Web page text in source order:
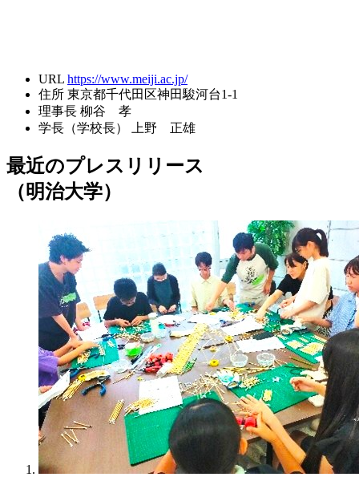
URL https://www.meiji.ac.jp/
住所 東京都千代田区神田駿河台1-1
理事長 柳谷 孝
学長（学校長）
上野 正雄
最近のプレスリリース
（明治大学）